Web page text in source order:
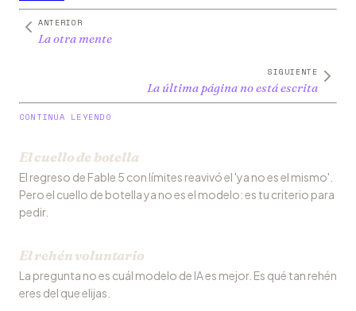
ANTERIOR
La otra mente
SIGUIENTE
La última página no está escrita
CONTINÚA LEYENDO
El cuello de botella
El regreso de Fable 5 con límites reavivó el 'ya no es el mismo'.
Pero el cuello de botella ya no es el modelo: es tu criterio para
pedir.
El rehén voluntario
La pregunta no es cuál modelo de IA es mejor. Es qué tan rehén
eres del que elijas.